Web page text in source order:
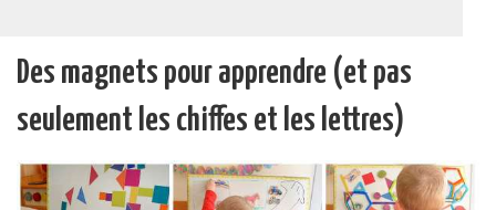
Des magnets pour apprendre (et pas
seulement les chiffes et les lettres)